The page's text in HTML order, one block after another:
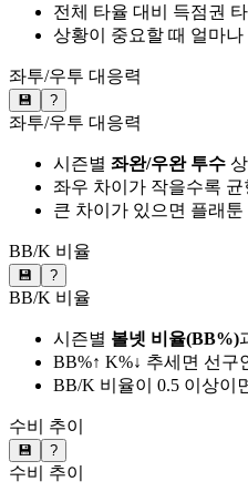
전체 타율 대비 득점권
상황이 중요할 때 얼마
좌투/우투 대응력
💾 ?
좌투/우투 대응력
시즌별 좌완/우완 투수
좌우 차이가 작을수록
큰 차이가 있으면 플래
BB/K 비율
💾 ?
BB/K 비율
시즌별 볼넷 비율(BB%)
BB%↑ K%↓ 추세면 선구
BB/K 비율이 0.5 이상이
수비 추이
💾 ?
수비 추이